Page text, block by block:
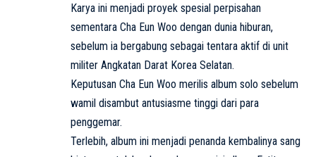
Karya ini menjadi proyek spesial perpisahan
sementara Cha Eun Woo dengan dunia hiburan,
sebelum ia bergabung sebagai tentara aktif di unit
militer Angkatan Darat Korea Selatan.
Keputusan Cha Eun Woo merilis album solo sebelum
wamil disambut antusiasme tinggi dari para
penggemar.
Terlebih, album ini menjadi penanda kembalinya sang